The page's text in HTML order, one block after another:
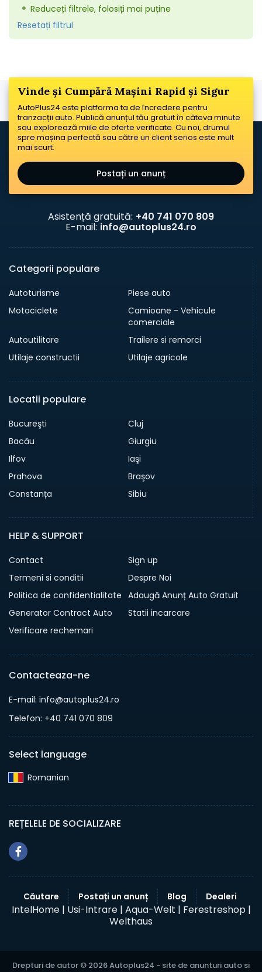
Reduceți filtrele, folosiți mai puține
Resetați filtrul
Vinde și Cumpără Mașini Rapid și Sigur
AutoPlus24 este platforma ta de încredere pentru
tranzacții auto. Publică anunțul tău gratuit în câteva minute
sau explorează miile de oferte verificate. Cu noi, drumul
spre mașina perfectă sau către un client serios este mult
mai scurt.
Postați un anunț
Asistență gratuită: +40 741 070 809
E-mail: info@autoplus24.ro
Categorii populare
Autoturisme
Piese auto
Motociclete
Camioane - Vehicule
comerciale
Autoutilitare
Trailere si remorci
Utilaje constructii
Utilaje agricole
Locatii populare
Bucureşti
Cluj
Bacău
Giurgiu
Ilfov
Iaşi
Prahova
Braşov
Constanța
Sibiu
HELP & SUPPORT
Contact
Sign up
Termeni si conditii
Despre Noi
Politica de confidentialitate Adaugă Anunț Auto Gratuit
Generator Contract Auto
Statii incarcare
Verificare rechemari
Contacteaza-ne
E-mail: info@autoplus24.ro
Telefon: +40 741 070 809
Select language
Romanian‎
REȚELELE DE SOCIALIZARE
Căutare Postați un anunț Blog Dealeri
IntelHome | Usi-Intrare | Aqua-Welt | Ferestreshop |
Welthaus
Drepturi de autor © 2026 Autoplus24 - site de anunturi auto si